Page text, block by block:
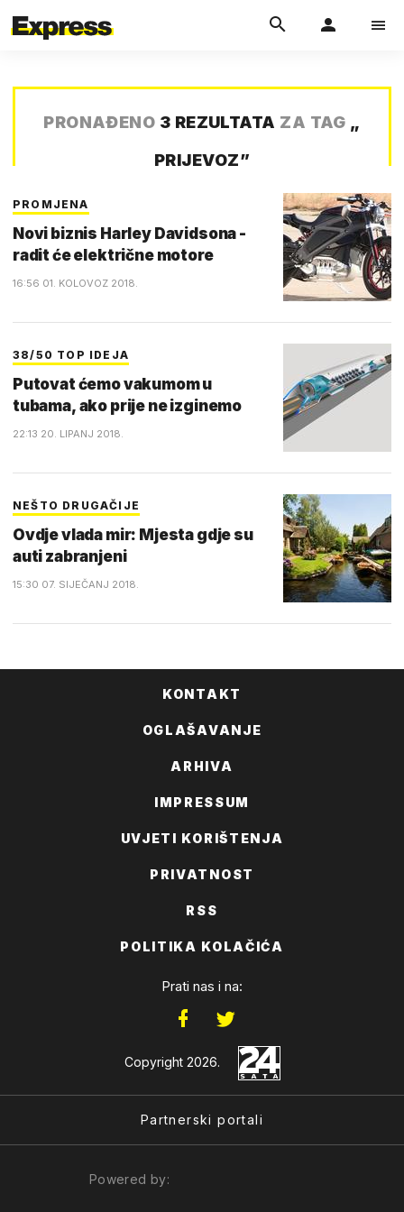
PRONAĐENO 3 REZULTATA ZA TAG „
PRIJEVOZ”
PROMJENA
Novi biznis Harley Davidsona -
radit će električne motore
16:56 01. KOLOVOZ 2018.
38/50 TOP IDEJA
Putovat ćemo vakumom u
tubama, ako prije ne izginemo
22:13 20. LIPANJ 2018.
NEŠTO DRUGAČIJE
Ovdje vlada mir: Mjesta gdje su
auti zabranjeni
15:30 07. SIJEČANJ 2018.
KONTAKT
OGLAŠAVANJE
ARHIVA
IMPRESSUM
UVJETI KORIŠTENJA
PRIVATNOST
RSS
POLITIKA KOLAČIĆA
Prati nas i na:
Copyright 2026.
Partnerski portali
Powered by: